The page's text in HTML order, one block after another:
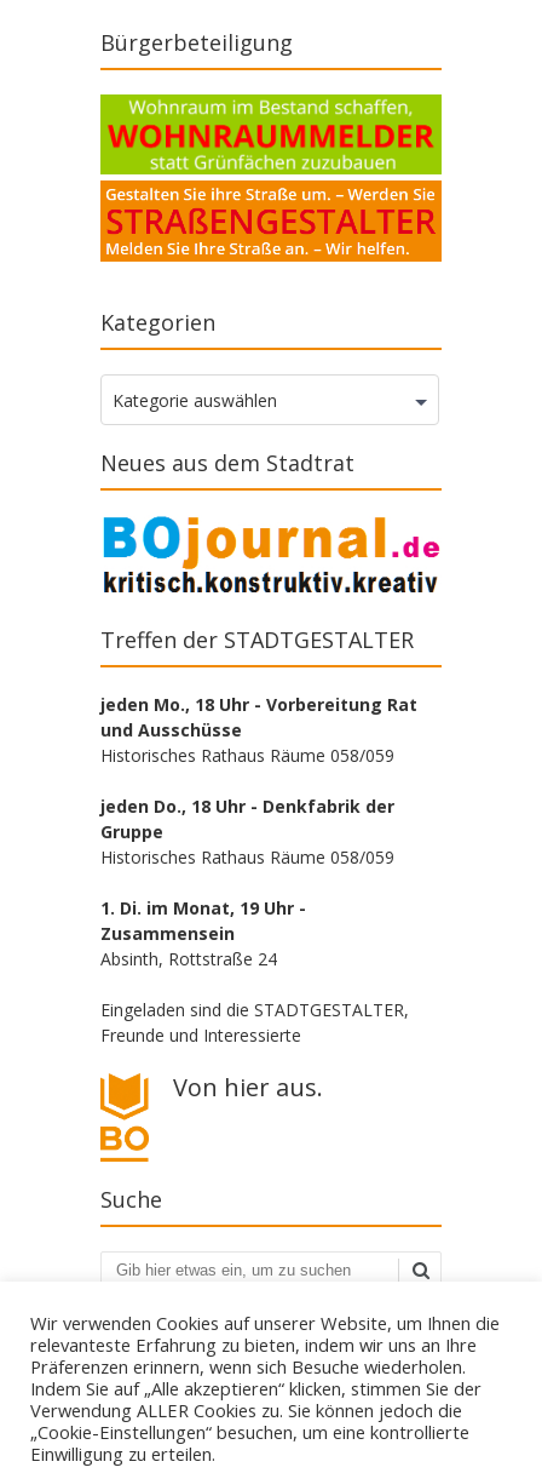
Bürgerbeteiligung
Kategorien
Kategorien
Kategorie auswählen
Neues aus dem Stadtrat
Treffen der STADTGESTALTER
jeden Mo., 18 Uhr - Vorbereitung Rat
und Ausschüsse
Historisches Rathaus Räume 058/059
jeden Do., 18 Uhr - Denkfabrik der
Gruppe
Historisches Rathaus Räume 058/059
1. Di. im Monat, 19 Uhr -
Zusammensein
Absinth, Rottstraße 24
Eingeladen sind die STADTGESTALTER,
Freunde und Interessierte
Von hier aus.
Suche
Suchen
Die STADTGESTALTER - politisch aber parteilos
Gestalte deine Stadt. - Für Bürgerbeteiligung! - Gegen
Wir verwenden Cookies auf unserer Website, um Ihnen die
relevanteste Erfahrung zu bieten, indem wir uns an Ihre
Präferenzen erinnern, wenn sich Besuche wiederholen.
Indem Sie auf „Alle akzeptieren“ klicken, stimmen Sie der
Verwendung ALLER Cookies zu. Sie können jedoch die
„Cookie-Einstellungen“ besuchen, um eine kontrollierte
Einwilligung zu erteilen.